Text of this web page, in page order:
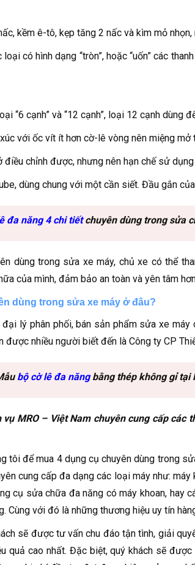
kềm ê-tô, kẹp tăng 2 nấc và kìm mỏ nhọn,
có hình dạng “tròn”, hoặc “uốn” các
“6 cạnh” và “12 cạnh”, loại 12 cạnh dùng
với ốc vít ít hơn cờ-lê vòng nên miệng mở
chỉnh được, nhưng nên hạn chế sử
dùng chung với một cần siết. Đầu gắn
đa năng 4 chi tiếtchuyên dùng trong sửa
dùng trong sửa xe máy, chủ xe có thể
của mình, đảm bảo an toàn và yên tâm
dùng trong sửa xe máy ở đâu?
lý phân phối, bán sản phẩm sửa xe
nhiều người biết đến là Công ty CP
bộ cờ lê đa năngbằng thép không gỉ tại
vụ MRO – Việt Nam chuyên cung cấp
tôi để mua 4 dụng cụ chuyên dùng trong
cung cấp đa dạng các loại máy như:
cụ sửa chữa đa năng có máy khoan, hay
Cùng với đó là những thương hiệu uy tín
sẽ được tư vấn chu đáo tận tình, giải
quả cao nhất. Đặc biệt, quý khách sẽ